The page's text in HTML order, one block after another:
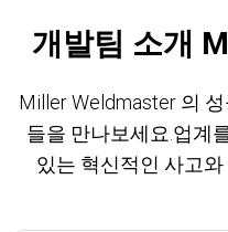
개발팀 소개
Miller Weldmaster 의
들을 만나보세요. 업계
있는 혁신적인 사고